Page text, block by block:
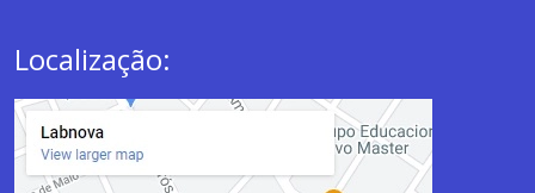
Localização: